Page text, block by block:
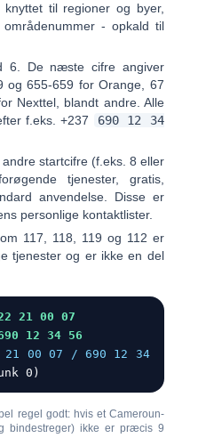
knyttet til regioner og byer,
- opkald til
6 . De næste cifre angiver
og655-659 for Orange, 67
Nexttel, blandt andre. Alle
f.eks. +237
690 12 34
andre startcifre (f.eks. 8 eller
tjenester, gratis,
anvendelse. Disse er
personlige kontaktlister.
117 118 119 og 112 er
tjenester og er ikke en del
21 00 07
12 34 56
21 00 07 / 690 12 34
0)
regel godt: hvis et Cameroun-
bindestreger) ikke er præcis 9